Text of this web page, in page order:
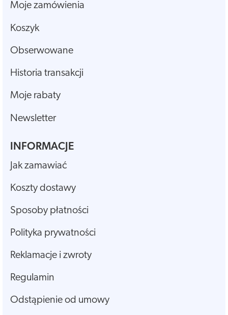
Moje zamówienia
Koszyk
Obserwowane
Historia transakcji
Moje rabaty
Newsletter
INFORMACJE
Jak zamawiać
Koszty dostawy
Sposoby płatności
Polityka prywatności
Reklamacje i zwroty
Regulamin
Odstąpienie od umowy